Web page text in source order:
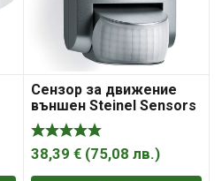
Сензор за движение
външен Steinel Sensors
DIY инфрачервен 600W,
130°, 12м, сребърен IS
130-2
38,39€ (75,08лв.)